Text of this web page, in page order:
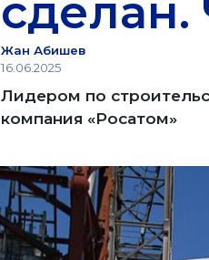
сделан.
Жан Абишев
16.06.2025
Лидером по
компания «Росатом»